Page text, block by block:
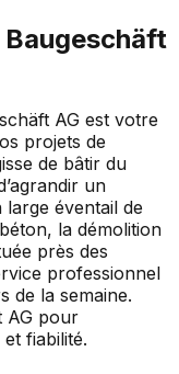
Baugeschäft
AG est votre
projets de
de bâtir du
un
éventail de
la démolition
près des
professionnel
de la semaine.
AG pour
fiabilité.